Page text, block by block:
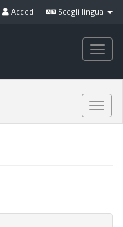
Scegli lingua
Accedi